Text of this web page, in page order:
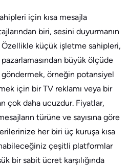
için kısa mesajla
biri, sesini duyurmanın
Özellikle küçük işletme sahipleri,
büyük ölçüde
göndermek, örneğin potansiyel
için bir TV reklamı veya bir
çok daha ucuzdur. Fiyatlar,
türüne ve sayısına göre
her biri üç kuruşa kısa
çeşitli platformlar
bir sabit ücret karşılığında